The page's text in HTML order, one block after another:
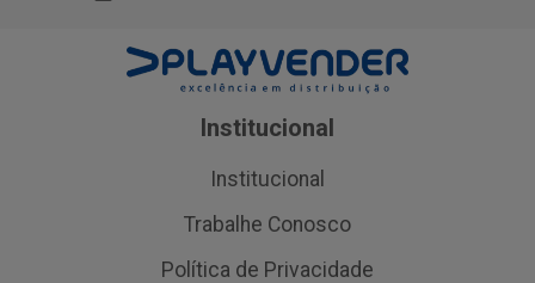
Institucional
Institucional
Trabalhe Conosco
Política de Privacidade